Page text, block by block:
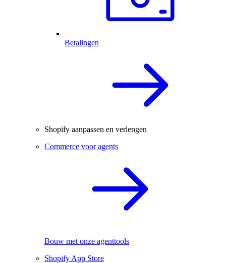
Betalingen
Shopify aanpassen en verlengen
Commerce voor agents
Bouw met onze agenttools
Shopify App Store